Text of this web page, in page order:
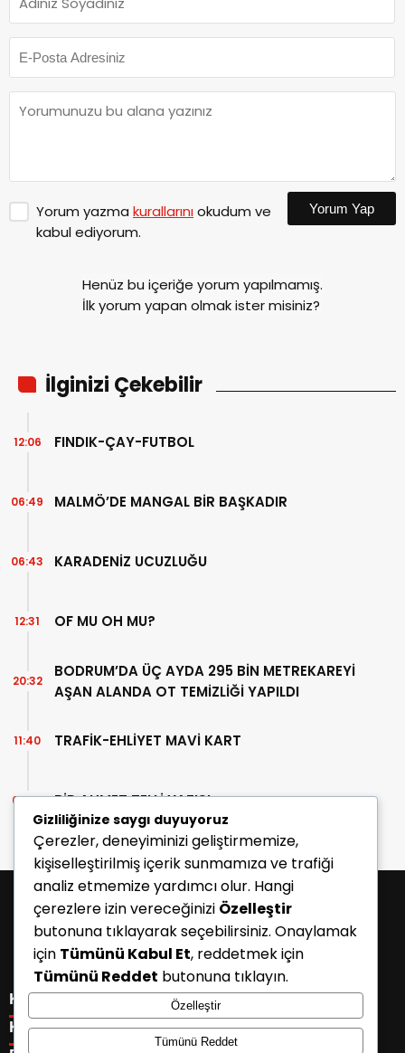
Yorum yazma kurallarınıokudum ve
kabul ediyorum.
Yorum Yap
Henüz bu içeriğe yorum yapılmamış.
İlk yorum yapan olmak ister misiniz?
İlginizi Çekebilir
FINDIK-ÇAY-FUTBOL
12:06
MALMÖ’DE MANGAL BİR BAŞKADIR
06:49
KARADENİZ UCUZLUĞU
06:43
OF MU OH MU?
12:31
BODRUM’DA ÜÇ AYDA 295 BİN METREKAREYİ
AŞAN ALANDA OT TEMİZLİĞİ YAPILDI
20:32
TRAFİK-EHLİYET MAVİ KART
11:40
BİR AHMET TELLİ YAZISI
07:30
KATEGORİLER
Menü seçimi yapın. WP-ADMIN → Görünüm → Menüler
sayfasından menü eşleştirmesi yapınız.
KISAYOLLAR
Gizliliğinize saygı duyuyoruz
Çerezler, deneyiminizi geliştirmemize,
kişiselleştirilmiş içerik sunmamıza ve trafiği
analiz etmemize yardımcı olur. Hangi
çerezlere izin vereceğinizi Özelleştir
butonuna tıklayarak seçebilirsiniz. Onaylamak
için Tümünü Kabul Et, reddetmek için
Tümünü Reddet butonuna tıklayın.
Özelleştir
Tümünü Reddet